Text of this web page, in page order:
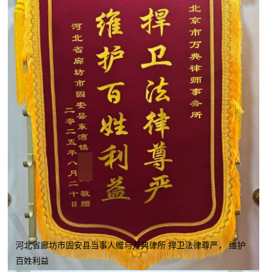
河北省廊坊市固安县当事人赠与万典律所 捍卫法律尊严， 维护
百姓利益